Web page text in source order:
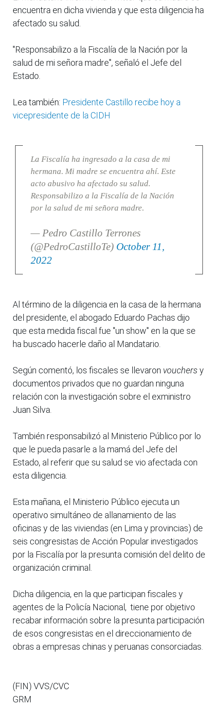
encuentra en dicha vivienda y que esta diligencia ha
afectado su salud.
"Responsabilizo a la Fiscalía de la Nación por la
salud de mi señora madre", señaló el Jefe del
Estado.
Lea también: Presidente Castillo recibe hoy a
vicepresidente de la CIDH
La Fiscalía ha ingresado a la casa de mi
hermana. Mi madre se encuentra ahí. Este
acto abusivo ha afectado su salud.
Responsabilizo a la Fiscalía de la Nación
por la salud de mi señora madre.
— Pedro Castillo Terrones
(@PedroCastilloTe) October 11,
2022
Al término de la diligencia en la casa de la hermana
del presidente, el abogado Eduardo Pachas dijo
que esta medida fiscal fue "un show" en la que se
ha buscado hacerle daño al Mandatario.
Según comentó, los fiscales se llevaron vouchers y
documentos privados que no guardan ninguna
relación con la investigación sobre el exministro
Juan Silva.
También responsabilizó al Ministerio Público por lo
que le pueda pasarle a la mamá del Jefe del
Estado, al referir que su salud se vio afectada con
esta diligencia.
Esta mañana, el Ministerio Público ejecuta un
operativo simultáneo de allanamiento de las
oficinas y de las viviendas (en Lima y provincias) de
seis congresistas de Acción Popular investigados
por la Fiscalía por la presunta comisión del delito de
organización criminal.
Dicha diligencia, en la que participan fiscales y
agentes de la Policía Nacional, tiene por objetivo
recabar información sobre la presunta participación
de esos congresistas en el direccionamiento de
obras a empresas chinas y peruanas consorciadas.
(FIN) VVS/CVC
GRM